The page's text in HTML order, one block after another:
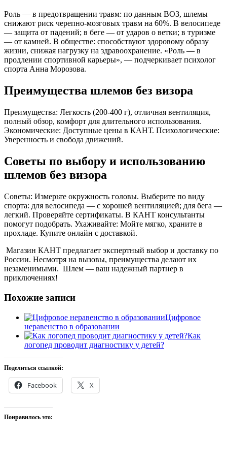
Роль — в предотвращении травм: по данным ВОЗ, шлемы
снижают риск черепно-мозговых травм на 60%. В велосипеде
— защита от падений; в беге — от ударов о ветки; в туризме
— от камней. В обществе: способствуют здоровому образу
жизни, снижая нагрузку на здравоохранение. «Роль — в
продлении спортивной карьеры», — подчеркивает психолог
спорта Анна Морозова.
Преимущества шлемов без визора
Преимущества: Легкость (200-400 г), отличная вентиляция,
полный обзор, комфорт для длительного использования.
Экономические: Доступные цены в КАНТ. Психологические:
Уверенность и свобода движений.
Советы по выбору и использованию
шлемов без визора
Советы: Измерьте окружность головы. Выберите по виду
спорта: для велосипеда — с хорошей вентиляцией; для бега —
легкий. Проверяйте сертификаты. В КАНТ консультанты
помогут подобрать. Ухаживайте: Мойте мягко, храните в
прохладе. Купите онлайн с доставкой.
Магазин КАНТ предлагает экспертный выбор и доставку по
России. Несмотря на вызовы, преимущества делают их
незаменимыми. Шлем — ваш надежный партнер в
приключениях!
Похожие записи
Цифровое
неравенство в образовании
Как
логопед проводит диагностику у детей?
Поделиться ссылкой:
Facebook X
Понравилось это: